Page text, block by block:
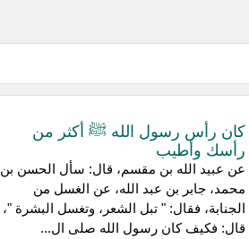
كان رأس رسول الله ﷺ أكثر من
رأسك وأطيب
عن عبيد الله بن مقسم، قال: سأل الحسن بن
محمد، جابر بن عبد الله، عن الغسل من
الجنابة، فقال: " تبل الشعر، وتغسل البشرة "،
قال: فكيف كان رسول الله صلى ال...